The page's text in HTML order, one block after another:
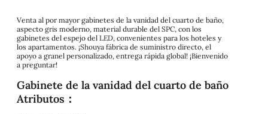
Venta al por mayor gabinetes de la vanidad del cuarto de baño,
aspecto gris moderno, material durable del SPC, con los
gabinetes del espejo del LED, convenientes para los hoteles y
los apartamentos. ¡Shouya fábrica de suministro directo, el
apoyo a granel personalizado, entrega rápida global! ¡Bienvenido
a preguntar!
Gabinete de la vanidad del cuarto de baño
Atributos：